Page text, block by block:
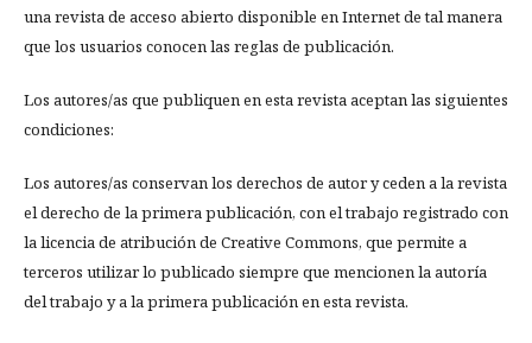
una revista de acceso abierto disponible en Internet de tal manera
que los usuarios conocen las reglas de publicación.
Los autores/as que publiquen en esta revista aceptan las siguientes
condiciones:
Los autores/as conservan los derechos de autor y ceden a la revista
el derecho de la primera publicación, con el trabajo registrado con
la licencia de atribución de Creative Commons, que permite a
terceros utilizar lo publicado siempre que mencionen la autoría
del trabajo y a la primera publicación en esta revista.